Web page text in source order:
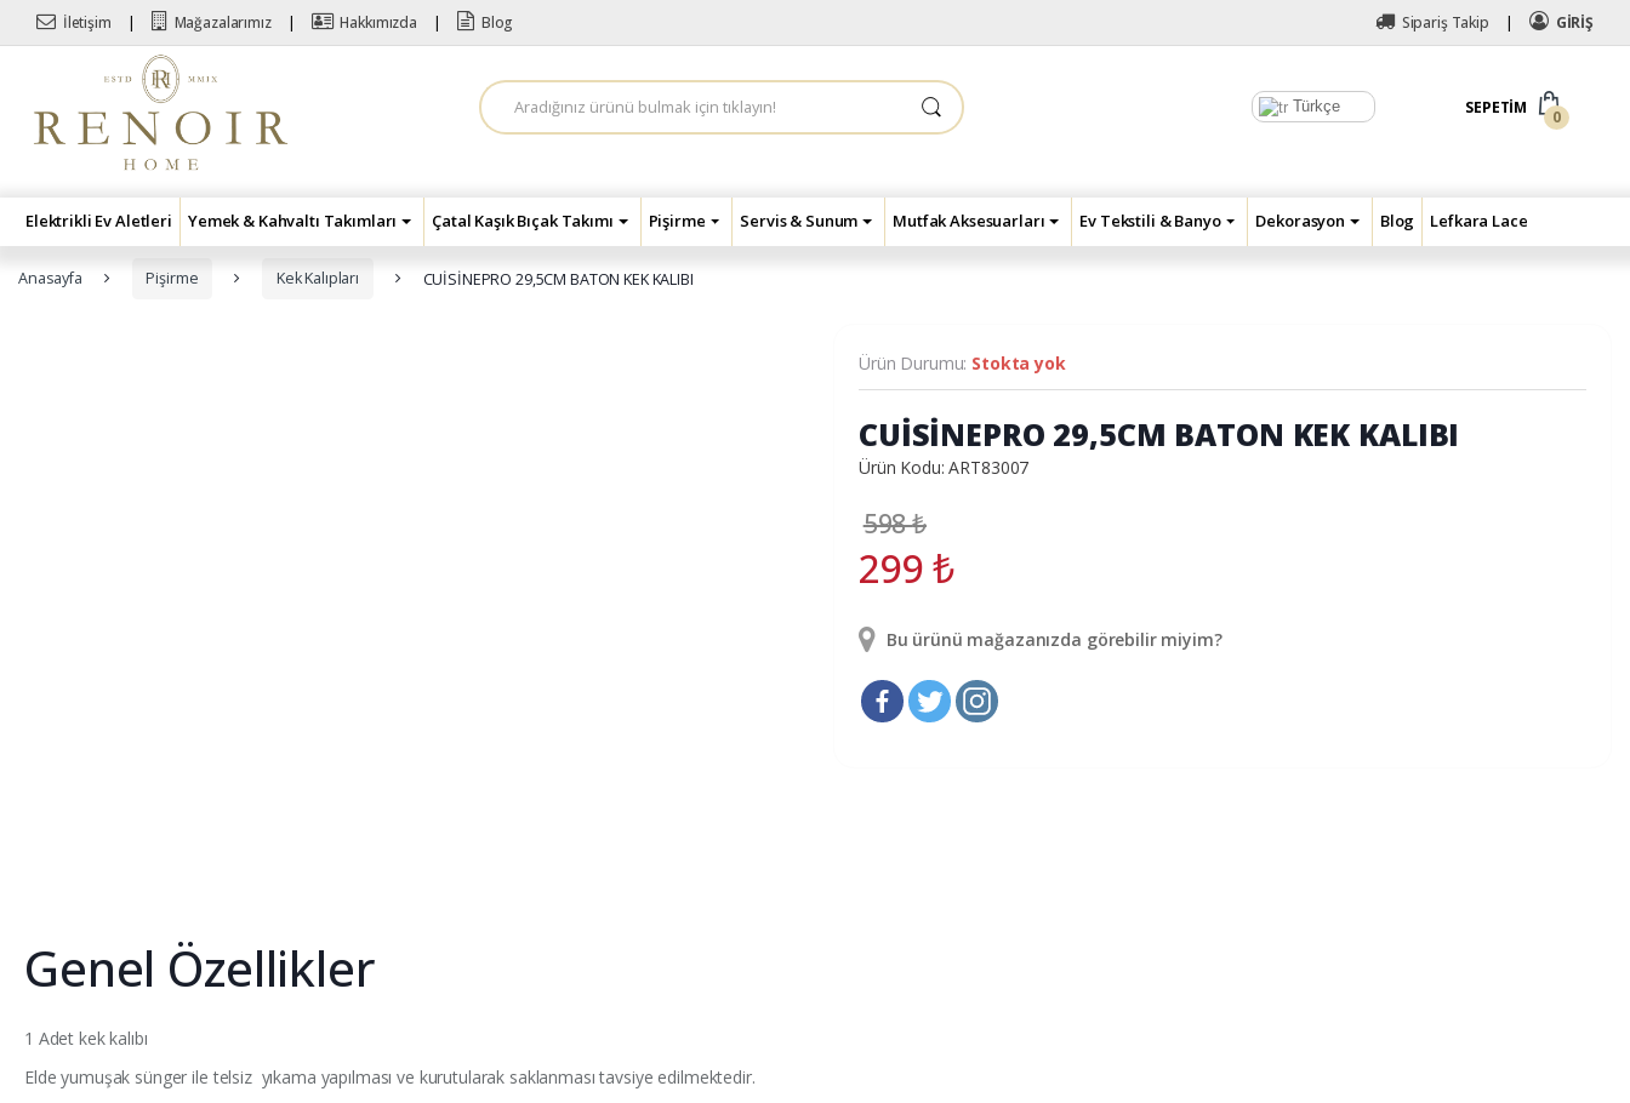
Skip to navigation
Skip to content
İletişim Mağazalarımız Hakkımızda Blog Sipariş Takip GİRİŞ
Türkçe
A
r
a
SEPETIM
0
Elektrikli Ev Aletleri Yemek & Kahvaltı Takımları Çatal Kaşık Bıçak Takımı Pişirme Servis & Sunum Mutfak Aksesuarları Ev Tekstili & Banyo Dekorasyon Blog Lefkara Lace
Anasayfa Pişirme Kek Kalıpları CUİSİNEPRO 29,5CM BATON KEK KALIBI
Genel Özellikler
1 Adet kek kalıbı
Elde yumuşak sünger ile telsiz yıkama yapılması ve kurutularak saklanması tavsiye edilmektedir.
Ürün Durumu: Stokta yok
CUİSİNEPRO 29,5CM BATON KEK KALIBI
Ürün Kodu: ART83007
598₺
299₺
Bu ürünü mağazanızda görebilir miyim?